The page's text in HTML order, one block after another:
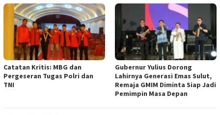
Catatan Kritis: MBG dan
Pergeseran Tugas Polri dan
TNI
Gubernur Yulius Dorong
Lahirnya Generasi Emas Sulut,
Remaja GMIM Diminta Siap Jadi
Pemimpin Masa Depan